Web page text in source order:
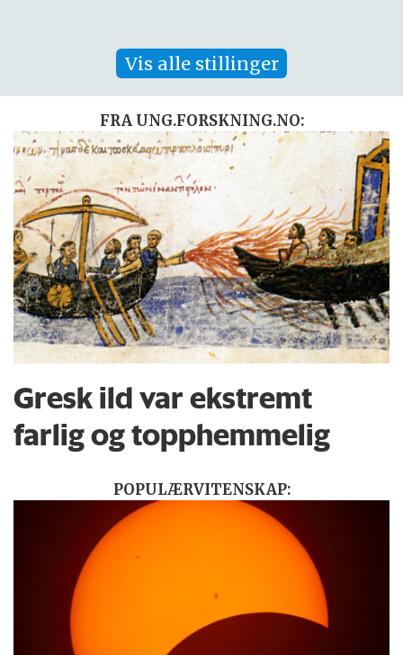
Vis alle stillinger
FRA UNG.FORSKNING.NO:
Gresk ild var ekstremt
farlig og topphemmelig
POPULÆRVITENSKAP: